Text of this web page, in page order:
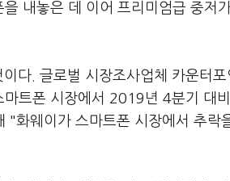
내놓은 데 이어 프리미엄급 중저
다. 글로벌 시장조사업체 카운터포
트폰 시장에서 2019년 4분기 대
화웨이가 스마트폰 시장에서 추락